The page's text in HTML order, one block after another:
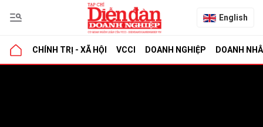
English
CHÍNH TRỊ - XÃ HỘI VCCI DOANH NGHIỆP DOANH